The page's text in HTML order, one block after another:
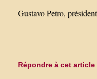
Gustavo Petro,
Répondre à cet article